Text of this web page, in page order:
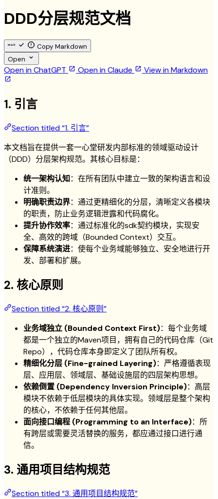
DDD分层规范文档
Copy Markdown
Open
Open in ChatGPT Open in Claude View in Markdown
1. 引言
Section titled “1. 引言”
本文档旨在提供一套一心堂研发内部标准的领域驱动设计
（DDD）分层架构规范。其核心目标是：
统一架构认知：在所有团队中建立一致的架构语言和设
计准则。
明确职责边界：通过更精细化的分层，清晰定义各模块
的职责，防止业务逻辑泄露和代码腐化。
提升协作效率：通过标准化的sdk契约模块，实现安
全、高效的跨域（Bounded Context）交互。
保障系统演进：使每个业务域能够独立、安全地进行开
发、部署和扩展。
2. 核心原则
Section titled “2. 核心原则”
业务域独立 (Bounded Context First)：每个业务域
都是一个独立的Maven项目，拥有自己的代码仓库（Git
Repo），代码仓库本身即定义了团队所有权。
精细化分层 (Fine-grained Layering)：严格遵循表现
层、应用层、领域层、基础设施层的四层架构思想。
依赖倒置 (Dependency Inversion Principle)：高层
模块不依赖于低层模块的具体实现。领域层是整个架构
的核心，不依赖于任何其他层。
面向接口编程 (Programming to an Interface)：所
有跨层或需要灵活替换的服务，都应通过接口进行通
信。
3. 通用项目结构规范
Section titled “3. 通用项目结构规范”